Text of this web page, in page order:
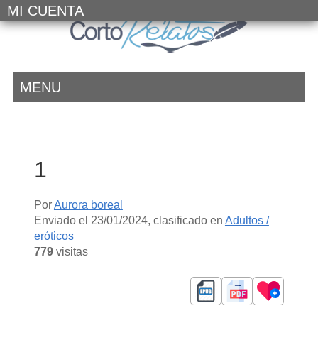
MI CUENTA
MENU
1
PorAurora boreal
Enviado el 23/01/2024, clasificado en Adultos /
eróticos
779visitas